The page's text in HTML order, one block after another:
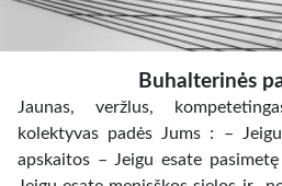
Buhalterinės
Jaunas, veržlus,
kolektyvas padės Jums : –
apskaitos – Jeigu esate